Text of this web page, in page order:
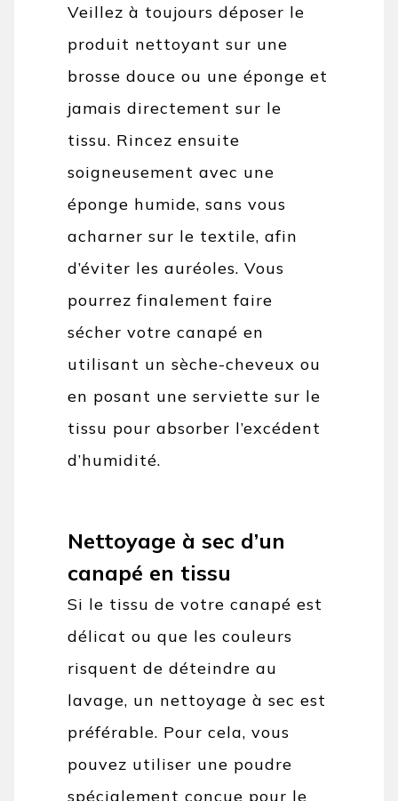
Veillez à toujours déposer le
produit nettoyant sur une
brosse douce ou une éponge et
jamais directement sur le
tissu. Rincez ensuite
soigneusement avec une
éponge humide, sans vous
acharner sur le textile, afin
d’éviter les auréoles. Vous
pourrez finalement faire
sécher votre canapé en
utilisant un sèche-cheveux ou
en posant une serviette sur le
tissu pour absorber l’excédent
d’humidité.
Nettoyage à sec d’un
canapé en tissu
Si le tissu de votre canapé est
délicat ou que les couleurs
risquent de déteindre au
lavage, un nettoyage à sec est
préférable. Pour cela, vous
pouvez utiliser une poudre
spécialement conçue pour le